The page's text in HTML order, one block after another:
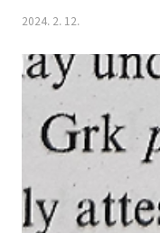
적인 것이 암각화다. 돌에 뾰
르러서는 '글'로 이어진다.
나 기록을 할 수 있게 되었
위'가 반드시 따라붙어야 한
'쓰는 행위'가 필연적으로
필기구가 아니라 암각화를
2024. 2. 12.